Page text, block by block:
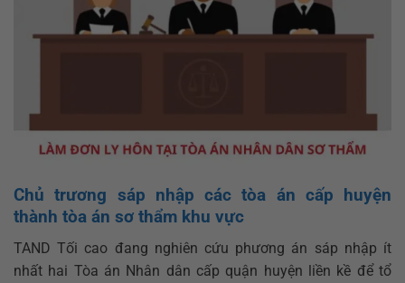
Chủ trương sáp nhập các tòa án cấp huyện
thành tòa án sơ thẩm khu vực
TAND Tối cao đang nghiên cứu phương án sáp nhập ít
nhất hai Tòa án Nhân dân cấp quận huyện liền kề để tổ